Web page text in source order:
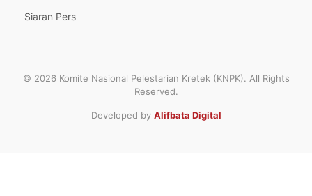
Siaran Pers
© 2026 Komite Nasional Pelestarian Kretek (KNPK). All Rights
Reserved.
Developed by Alifbata Digital